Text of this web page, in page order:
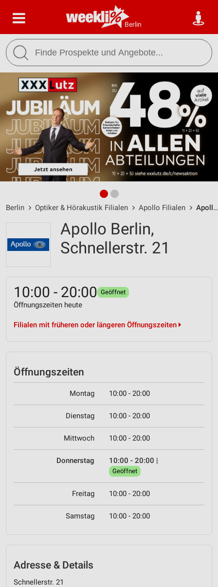
Berlin
Berlin Optiker & Hörakustik Filialen Apollo Filialen Apollo Berlin / Schnellerstr. 21 - Öffnungszeiten & Adresse
Apollo Berlin,
Schnellerstr. 21
10:00 - 20:00 Geöffnet
Öffnungszeiten heute
Filialen mit früheren oder längeren Öffnungszeiten
Öffnungszeiten
Montag 10:00 - 20:00
Dienstag 10:00 - 20:00
Mittwoch 10:00 - 20:00
Donnerstag 10:00 - 20:00 |
Geöffnet
Freitag 10:00 - 20:00
Samstag 10:00 - 20:00
Adresse & Details
Schnellerstr. 21